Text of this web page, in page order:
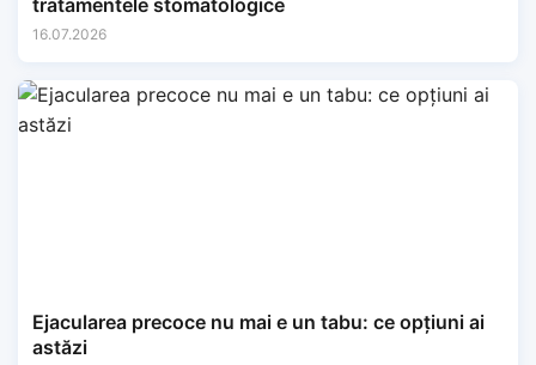
tratamentele stomatologice
16.07.2026
Ejacularea precoce nu mai e un tabu: ce opțiuni ai
astăzi